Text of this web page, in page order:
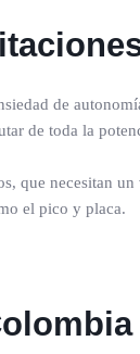
de
de toda la
que necesitan
el pico y placa.